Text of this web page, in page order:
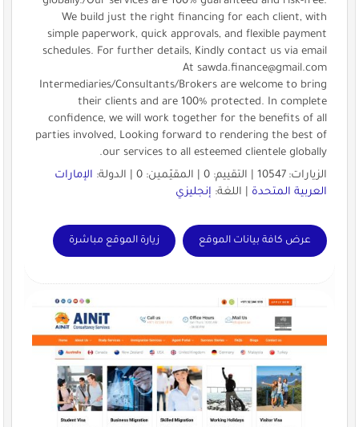
We build just the right financing for each client, with
simple paperwork, quick approvals, and flexible payment
schedules. For further details, Kindly contact us via email
Atsawda.finance@gmail.com
Intermediaries/Consultants/Brokers are welcome to bring
their clients and are 100% protected. In complete
confidence, we will work together for the benefits of all
parties involved, Looking forward to rendering the best of
our services to all esteemed clientele globally.
الزيارات: 10547 | التقييم: 0 | المقيّمين: 0 | الدولة:
الإمارات
العربية المتحدة| اللغة: إنجليزي
عرض كافة بيانات الموقع زيارة الموقع مباشرة